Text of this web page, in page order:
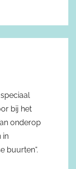
bij het
onderop
in
buurten“.